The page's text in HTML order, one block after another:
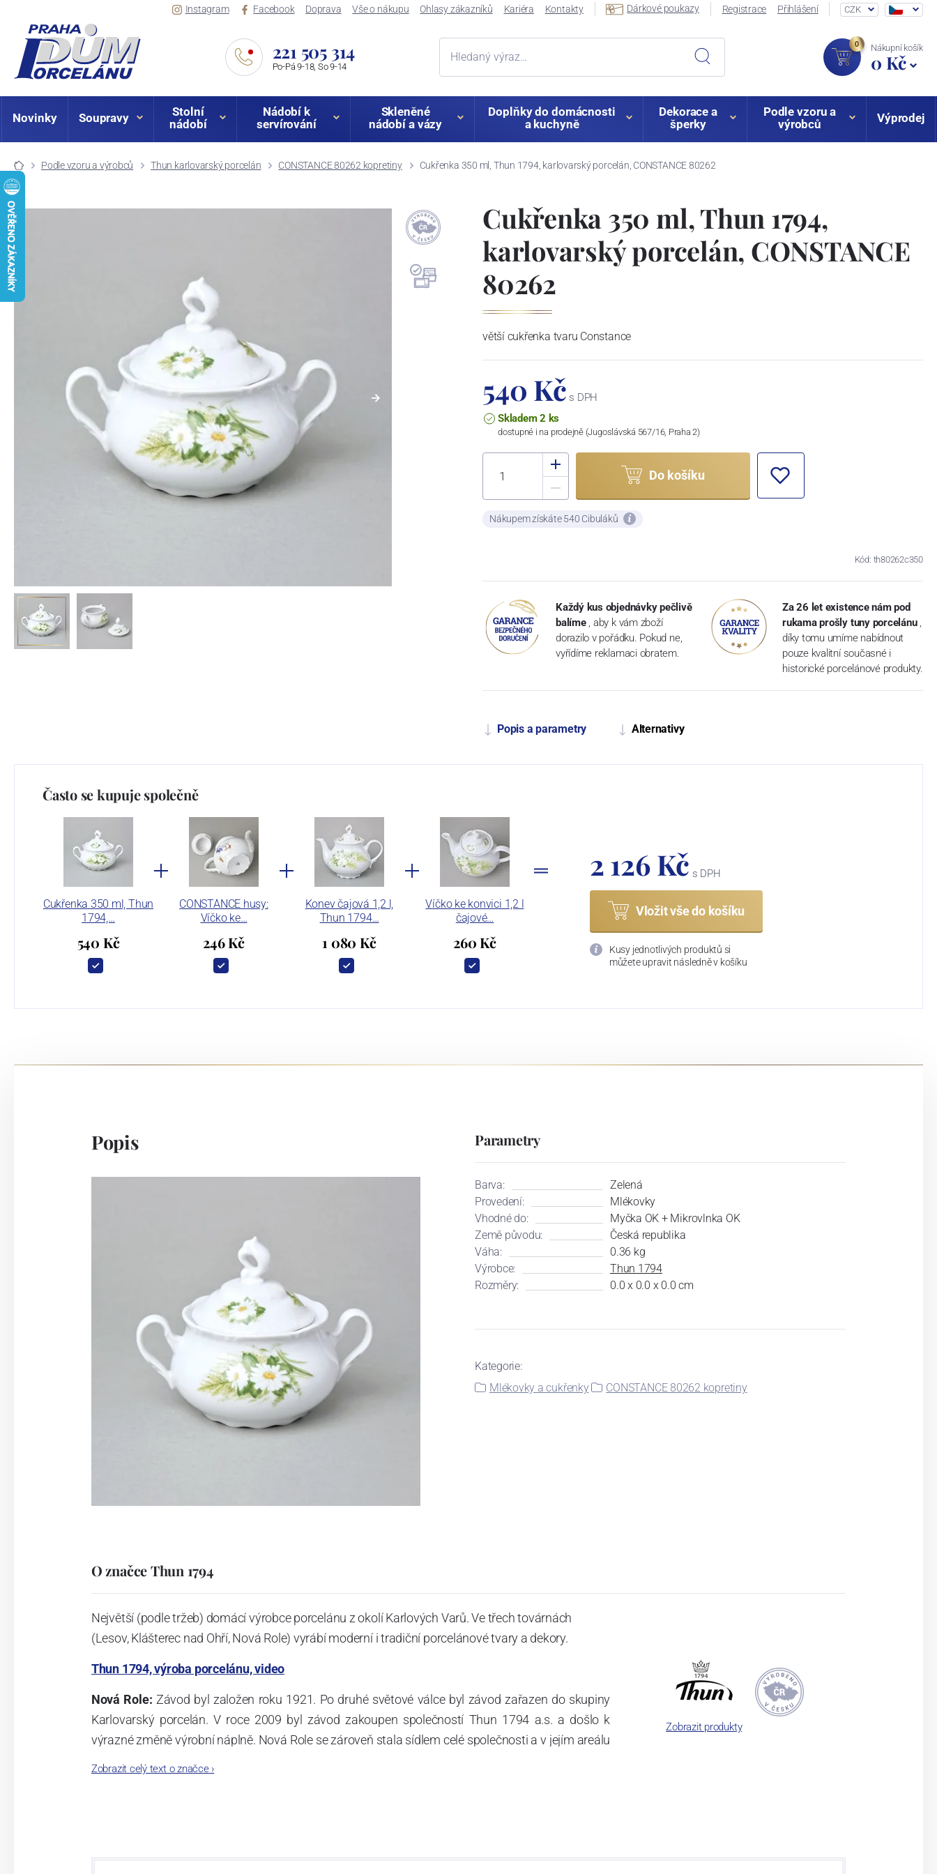
Instagram Facebook Doprava Vše o nákupu Ohlasy zákazníků Kariéra Kontakty Dárkové poukazy Registrace Přihlášení CZK
221 505 314
Po-Pá 9-18, So 9-14
0 Nákupní košík
0 Kč
Novinky Soupravy
Stolní
nádobí
Nádobí k
servírování
Skleněné
nádobí a vázy
Doplňky do domácnosti
a kuchyně
Dekorace a
šperky
Podle vzoru a
výrobců
Výprodej
Podle vzoru a výrobců Thun karlovarský porcelán CONSTANCE 80262 kopretiny Cukřenka 350 ml, Thun 1794, karlovarský porcelán, CONSTANCE 80262
Cukřenka 350 ml, Thun 1794,
karlovarský porcelán, CONSTANCE
80262
větší cukřenka tvaru Constance
540 Kč s DPH
Skladem 2 ks
dostupné i na prodejně (Jugoslávská 567/16, Praha 2)
Do košíku
Nákupem získáte 540 Cibuláků
Kód: th80262c350
Každý kus objednávky pečlivě
balíme , aby k vám zboží
dorazilo v pořádku. Pokud ne,
vyřídíme reklamaci obratem.
Za 26 let existence nám pod
rukama prošly tuny porcelánu ,
díky tomu umíme nabídnout
pouze kvalitní současné i
historické porcelánové produkty.
Popis a parametry Alternativy
Často se kupuje společně
Cukřenka 350 ml, Thun
1794,…
540 Kč
CONSTANCE husy:
Víčko ke…
246 Kč
Konev čajová 1,2 l,
Thun 1794…
1 080 Kč
Víčko ke konvici 1,2 l
čajové…
260 Kč
2 126 Kč s DPH
Vložit vše do košíku
Kusy jednotlivých produktů si
můžete upravit následně v košíku
Popis Parametry
Barva:
Zelená
Provedení:
Mlékovky
Vhodné do:
Myčka OK + Mikrovlnka OK
Země původu:
Česká republika
Váha:
0.36 kg
Výrobce:
Thun 1794
Rozměry:
0.0 x 0.0 x 0.0 cm
Kategorie:
Mlékovky a cukřenky
CONSTANCE 80262 kopretiny
O značce Thun 1794
Největší (podle tržeb) domácí výrobce porcelánu z okolí Karlových Varů. Ve třech továrnách
(Lesov, Klášterec nad Ohří, Nová Role) vyrábí moderní i tradiční porcelánové tvary a dekory.
Thun 1794, výroba porcelánu, video
Nová Role: Závod byl založen roku 1921. Po druhé světové válce byl závod zařazen do skupiny
Karlovarský porcelán. V roce 2009 byl závod zakoupen společností Thun 1794 a.s. a došlo k
výrazné změně výrobní náplně. Nová Role se zároveň stala sídlem celé společnosti a v jejím areálu
Zobrazit celý text o značce›
Zobrazit produkty